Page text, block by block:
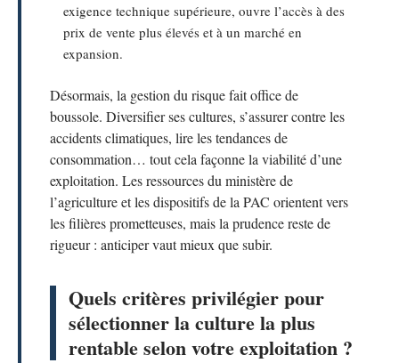
exigence technique supérieure, ouvre l’accès à des
prix de vente plus élevés et à un marché en
expansion.
Désormais, la gestion du risque fait office de
boussole. Diversifier ses cultures, s’assurer contre les
accidents climatiques, lire les tendances de
consommation… tout cela façonne la viabilité d’une
exploitation. Les ressources du ministère de
l’agriculture et les dispositifs de la PAC orientent vers
les filières prometteuses, mais la prudence reste de
rigueur : anticiper vaut mieux que subir.
Quels critères privilégier pour
sélectionner la culture la plus
rentable selon votre exploitation ?